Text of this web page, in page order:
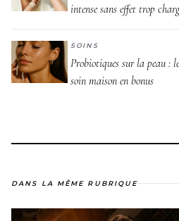
intense sans effet trop
SOINS
Probiotiques sur la peau :
soin maison en bonus
DANS LA MÊME RUBRIQUE